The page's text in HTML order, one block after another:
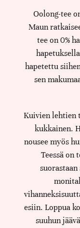
Oolong-tee
Maun
tee on 0%
hapetettu
sen
Kuivien lehtien
kukkainen.
nousee myös
Teessä on
esiin. Loppua
suuhun